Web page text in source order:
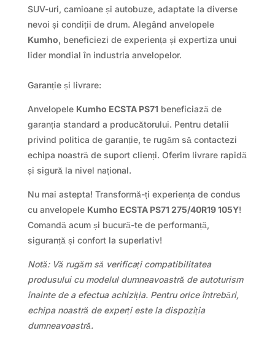
SUV-uri, camioane și autobuze, adaptate la diverse
nevoi și condiții de drum. Alegând anvelopele
Kumho, beneficiezi de experiența și expertiza unui
lider mondial în industria anvelopelor.
Garanție și livrare:
Anvelopele Kumho ECSTA PS71 beneficiază de
garanția standard a producătorului. Pentru detalii
privind politica de garanție, te rugăm să contactezi
echipa noastră de suport clienți. Oferim livrare rapidă
și sigură la nivel național.
Nu mai astepta! Transformă-ți experiența de condus
cu anvelopele Kumho ECSTA PS71 275/40R19 105Y!
Comandă acum și bucură-te de performanță,
siguranță și confort la superlativ!
Notă: Vă rugăm să verificați compatibilitatea
produsului cu modelul dumneavoastră de autoturism
înainte de a efectua achiziția. Pentru orice întrebări,
echipa noastră de experți este la dispoziția
dumneavoastră.